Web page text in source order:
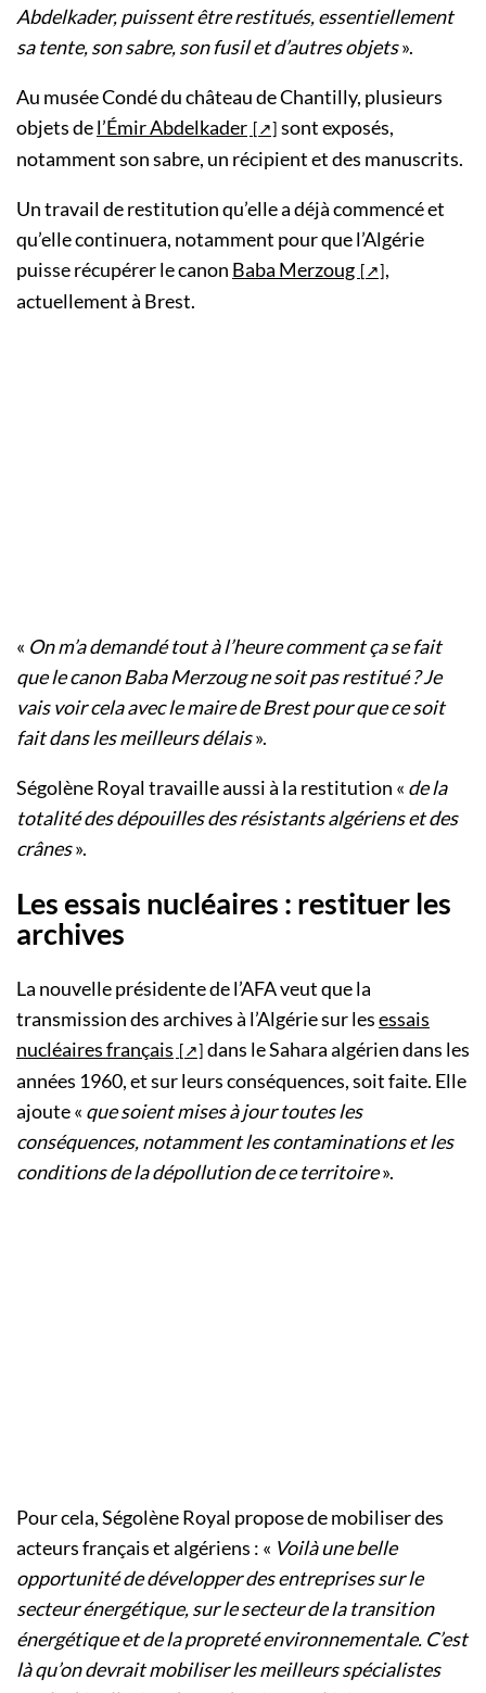
Abdelkader, puissent être restitués, essentiellement
sa tente, son sabre, son fusil et d’autres objets».
Au musée Condé du château de Chantilly, plusieurs
objets del’Émir Abdelkader
sont exposés,
notamment son sabre, un récipient et des manuscrits.
Un travail de restitution qu’elle a déjà commencé et
qu’elle continuera, notamment pour que l’Algérie
puisse récupérer le canon Baba Merzoug
,
actuellement à Brest.
« On m’a demandé tout à l’heure comment ça se fait
que le canon Baba Merzoug ne soit pas restitué ? Je
vais voir cela avec le maire de Brest pour que ce soit
fait dans les meilleurs délais».
Ségolène Royal travaille aussi à la restitution « de la
totalité des dépouilles des résistants algériens et des
crânes».
Les essais nucléaires : restituer les
archives
La nouvelle présidente de l’AFA veut que la
transmission des archives à l’Algérie sur lesessais
nucléaires français
dans le Sahara algérien dans les
années 1960, et sur leurs conséquences, soit faite. Elle
ajoute « que soient mises à jour toutes les
conséquences, notamment les contaminations et les
conditions de la dépollution de ce territoire».
Pour cela, Ségolène Royal propose de mobiliser des
acteurs français et algériens : « Voilà une belle
opportunité de développer des entreprises sur le
secteur énergétique, sur le secteur de la transition
énergétique et de la propreté environnementale. C’est
là qu’on devrait mobiliser les meilleurs spécialistes